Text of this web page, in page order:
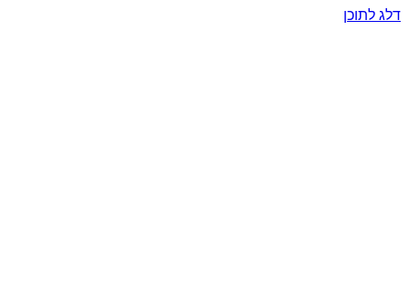
דלג לתוכן